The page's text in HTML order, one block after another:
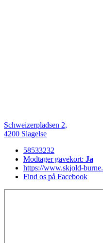
Schweizerpladsen 2,
4200 Slagelse
58533232
Modtager gavekort: Ja
https://www.skjold-
Find os på Facebook